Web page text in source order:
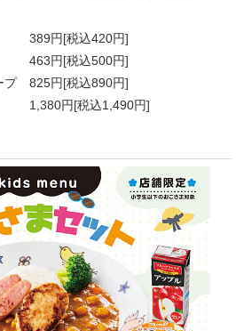
[税込420円]
円[税込500円]
プ 825円[税込890円]
円[税込1,490円]